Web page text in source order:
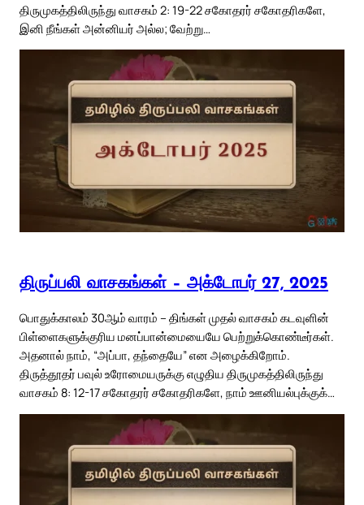
திருமுகத்திலிருந்து வாசகம் 2: 19-22 சகோதரர் சகோதரிகளே,
இனி நீங்கள் அன்னியர் அல்ல; வேற்று…
திருப்பலி வாசகங்கள் – அக்டோபர் 27, 2025
பொதுக்காலம் 30ஆம் வாரம் – திங்கள் முதல் வாசகம் கடவுளின்
பிள்ளைகளுக்குரிய மனப்பான்மையையே பெற்றுக்கொண்டீர்கள்.
அதனால் நாம், “அப்பா, தந்தையே” என அழைக்கிறோம்.
திருத்தூதர் பவுல் உரோமையருக்கு எழுதிய திருமுகத்திலிருந்து
வாசகம் 8: 12-17 சகோதரர் சகோதரிகளே, நாம் ஊனியல்புக்குக்…